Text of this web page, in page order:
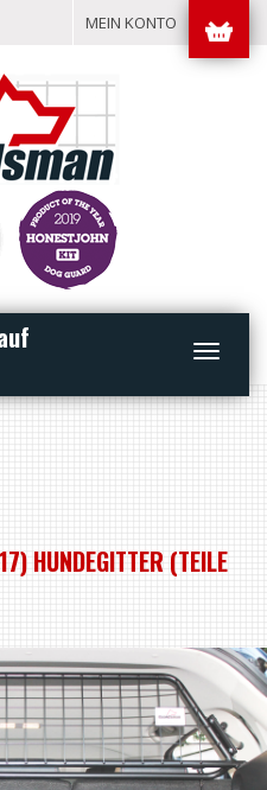
MEIN KONTO
Toggle
HUNDEGITTER (TEILE